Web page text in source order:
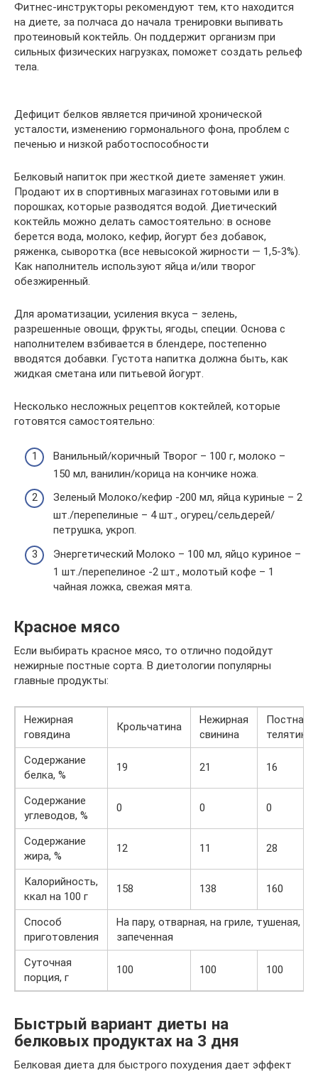
Фитнес-инструкторы рекомендуют тем, кто находится
на диете, за полчаса до начала тренировки выпивать
протеиновый коктейль. Он поддержит организм при
сильных физических нагрузках, поможет создать рельеф
тела.
Дефицит белков является причиной хронической
усталости, изменению гормонального фона, проблем с
печенью и низкой работоспособности
Белковый напиток при жесткой диете заменяет ужин.
Продают их в спортивных магазинах готовыми или в
порошках, которые разводятся водой. Диетический
коктейль можно делать самостоятельно: в основе
берется вода, молоко, кефир, йогурт без добавок,
ряженка, сыворотка (все невысокой жирности — 1,5-3%).
Как наполнитель используют яйца и/или творог
обезжиренный.
Для ароматизации, усиления вкуса – зелень,
разрешенные овощи, фрукты, ягоды, специи. Основа с
наполнителем взбивается в блендере, постепенно
вводятся добавки. Густота напитка должна быть, как
жидкая сметана или питьевой йогурт.
Несколько несложных рецептов коктейлей, которые
готовятся самостоятельно:
Ванильный/коричный Творог – 100 г, молоко –
150 мл, ванилин/корица на кончике ножа.
Зеленый Молоко/кефир -200 мл, яйца куриные – 2
шт./перепелиные – 4 шт., огурец/сельдерей/
петрушка, укроп.
Энергетический Молоко – 100 мл, яйцо куриное –
1 шт./перепелиное -2 шт., молотый кофе – 1
чайная ложка, свежая мята.
Красное мясо
Если выбирать красное мясо, то отлично подойдут
нежирные постные сорта. В диетологии популярны
главные продукты:
Нежирная
говядина
Крольчатина
Нежирная
свинина
Постная
телятина
Содержание
белка, %
19 21 16
Содержание
углеводов, %
0 0 0
Содержание
жира, %
12 11 28
Калорийность,
ккал на 100 г
158 138 160
Способ
приготовления
На пару, отварная, на гриле, тушеная,
запеченная
Суточная
порция, г
100 100 100
Быстрый вариант диеты на
белковых продуктах на 3 дня
Белковая диета для быстрого похудения дает эффект